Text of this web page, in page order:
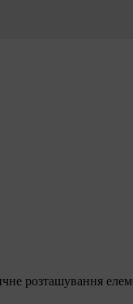
розташування